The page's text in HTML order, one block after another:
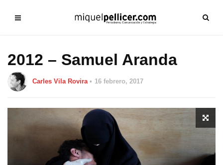
2012 – Samuel Aranda
Carles Vila Rovira 16 febrero, 2017